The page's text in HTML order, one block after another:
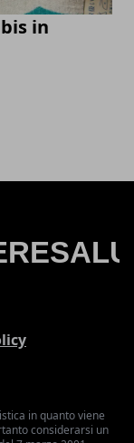
in
in quanto viene
considerarsi un